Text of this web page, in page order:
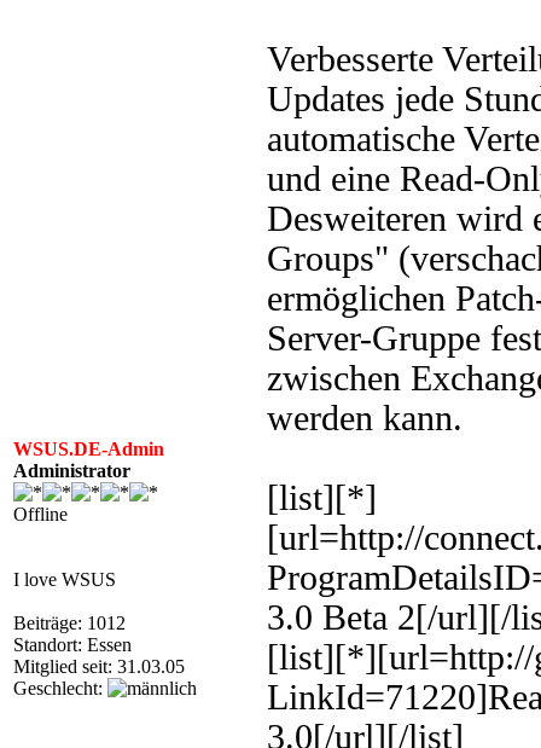
WSUS.DE-Admin
Administrator
Offline
I love WSUS
Beiträge: 1012
Standort: Essen
Mitglied seit: 31.03.05
Geschlecht:
Verbesserte
Updates jede
automatische
und eine Read-
Desweiteren wird
Groups"
ermöglichen
Server-Gruppe
zwischen
werden kann.
[list][*]
[url=http://
3.0 Beta 2[/url][/
[list][*][url=http://
3.0[/url][/list]